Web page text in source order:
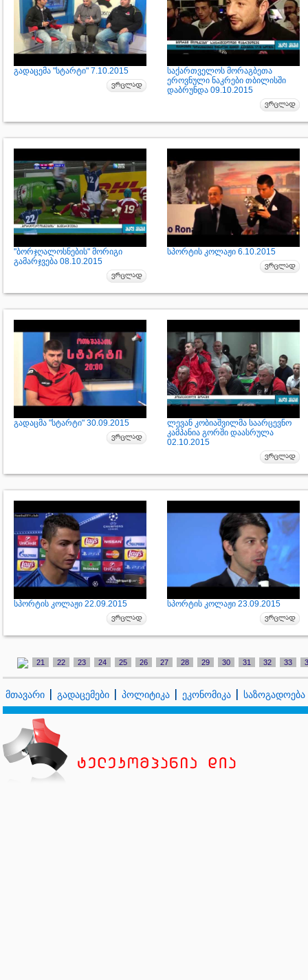
გადაცემა "სტარტი" 7.10.2015
საქართველოს მორაგბეთა
ეროვნული ნაკრები თბილისში
დაბრუნდა 09.10.2015
"ბორჯღალოსნების" მორიგი
გამარჯვება 08.10.2015
სპორტის კოლაჟი 6.10.2015
გადაცმა "სტარტი" 30.09.2015
ლევან კობიაშვილმა საარცევნო
კამპანია გორში დაასრულა
02.10.2015
სპორტის კოლაჟი 22.09.2015 სპორტის კოლაჟი 23.09.2015
21 22 23 24 25 26 27 28 29 30 31 32 33
მთავარი გადაცემები პოლიტიკა ეკონომიკა საზოგადოება